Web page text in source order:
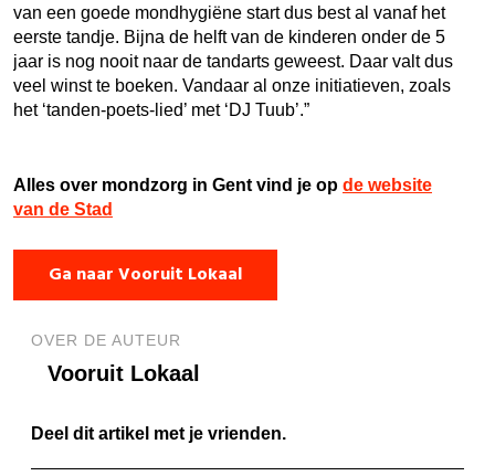
van een goede mondhygiëne start dus best al vanaf het
eerste tandje. Bijna de helft van de kinderen onder de 5
jaar is nog nooit naar de tandarts geweest. Daar valt dus
veel winst te boeken. Vandaar al onze initiatieven, zoals
het ‘tanden-poets-lied’ met ‘DJ Tuub’.”
Alles over mondzorg in Gent vind je op de website
van de Stad
Ga naar Vooruit Lokaal
OVER DE AUTEUR
Vooruit Lokaal
Deel dit artikel met je vrienden.